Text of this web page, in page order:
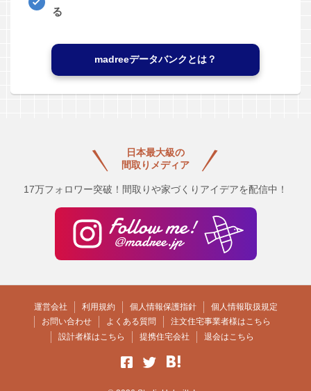
る
madreeデータバンクとは？
日本最大級の
間取りメディア
17万フォロワー突破！間取りや家づくりアイデアを配信中！
運営会社 利用規約 個人情報保護指針
個人情報取扱規定
お問い合わせ
よくある質問
注文住宅事業者様はこちら
設計者様はこちら
提携住宅会社 退会はこちら